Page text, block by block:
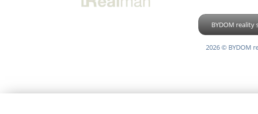
BYDOM reality
2026 © BYDOM